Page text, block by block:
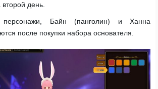
второй день.
персонажи, Байн (панголин) и Ханна
после покупки набора основателя.